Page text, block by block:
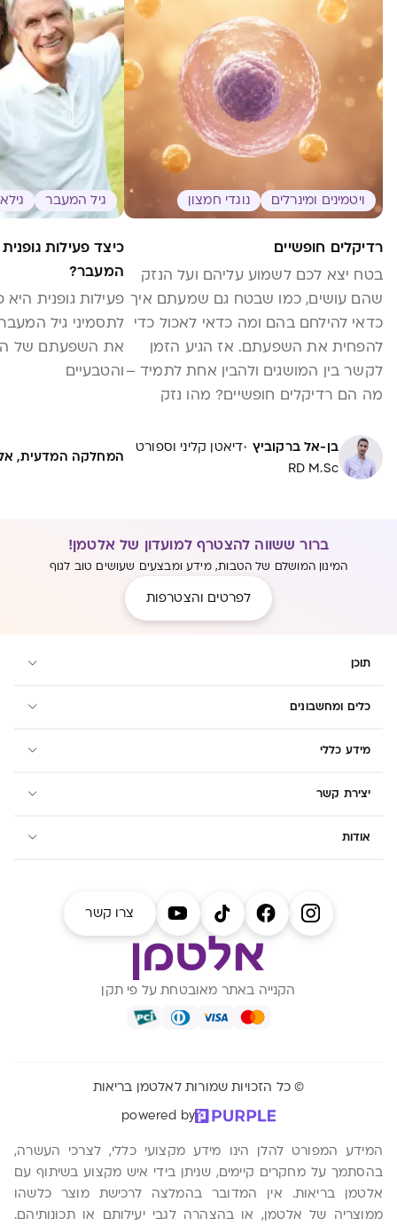
ויטמינים ומינרלים נוגדי חמצון
רדיקלים חופשיים
בטח יצא לכם לשמוע עליהם ועל הנזק
שהם עושים, כמו שבטח גם שמעתם איך
כדאי להילחם בהם ומה כדאי לאכול כדי
להפחית את השפעתם. אז הגיע הזמן
לקשר בין המושגים ולהבין אחת לתמיד –
מה הם רדיקלים חופשיים? מהו נזק
בן-אל ברקוביץ ·דיאטן קליני וספורט
RD M.Sc
גיל המעבר גילאי
כיצד פעילות
המעבר?
פעילות גופנית היא
לתסמיני גיל
את השפעתם של
והטבעיים
המחלקה המדעית,
ברור ששווה להצטרף למועדון של אלטמן!
המינון המושלם של הטבות, מידע ומבצעים שעושים טוב לגוף
לפרטים והצטרפות
תוכן
כלים ומחשבונים
מידע כללי
יצירת קשר
אודות
צרו קשר
הקנייה באתר מאובטחת על פי תקן
© כל הזכויות שמורות לאלטמן בריאות
powered by
המידע המפורט להלן הינו מידע מקצועי כללי, לצרכי העשרה,
בהסתמך על מחקרים קיימים, שניתן בידי איש מקצוע בשיתוף עם
אלטמן בריאות. אין המדובר בהמלצה לרכישת מוצר כלשהו
ממוצריה של אלטמן, או בהצהרה לגבי יעילותם או תכונותיהם.